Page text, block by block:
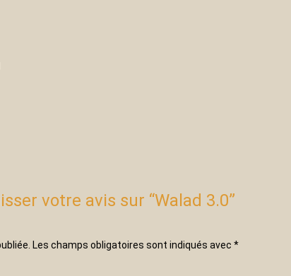
votre avis sur “Walad 3.0”
Les champs obligatoires sont indiqués avec *